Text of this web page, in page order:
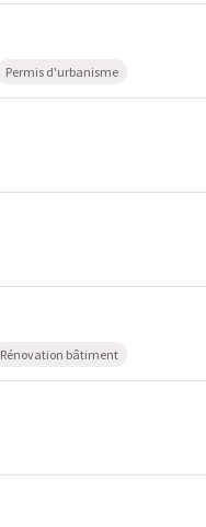
Permis d'urbanisme
Rénovation bâtiment